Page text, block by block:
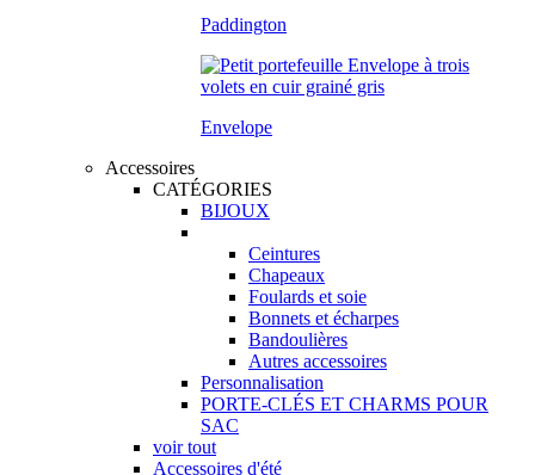
Paddington
Envelope
Accessoires
CATÉGORIES
BIJOUX
Ceintures
Chapeaux
Foulards et soie
Bonnets et écharpes
Bandoulières
Autres accessoires
Personnalisation
PORTE-CLÉS ET CHARMS POUR
SAC
voir tout
Accessoires d'été